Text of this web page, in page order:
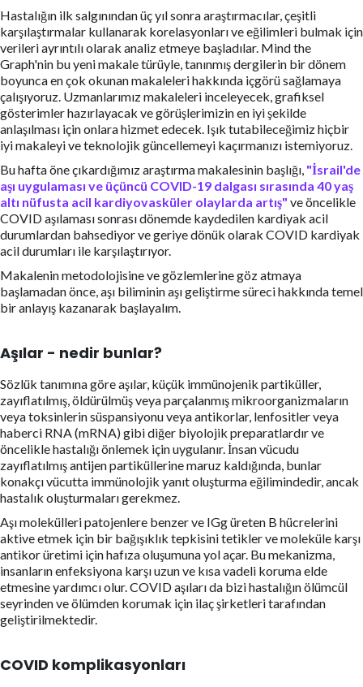
Hastalığın ilk salgınından üç yıl sonra araştırmacılar, çeşitli
karşılaştırmalar kullanarak korelasyonları ve eğilimleri bulmak için
verileri ayrıntılı olarak analiz etmeye başladılar. Mind the
Graph'nin bu yeni makale türüyle, tanınmış dergilerin bir dönem
boyunca en çok okunan makaleleri hakkında içgörü sağlamaya
çalışıyoruz. Uzmanlarımız makaleleri inceleyecek, grafiksel
gösterimler hazırlayacak ve görüşlerimizin en iyi şekilde
anlaşılması için onlara hizmet edecek. Işık tutabileceğimiz hiçbir
iyi makaleyi ve teknolojik güncellemeyi kaçırmanızı istemiyoruz.
Bu hafta öne çıkardığımız araştırma makalesinin başlığı, "İsrail'de
aşı uygulaması ve üçüncü COVID-19 dalgası sırasında 40 yaş
altı nüfusta acil kardiyovasküler olaylarda artış" ve öncelikle
COVID aşılaması sonrası dönemde kaydedilen kardiyak acil
durumlardan bahsediyor ve geriye dönük olarak COVID kardiyak
acil durumları ile karşılaştırıyor.
Makalenin metodolojisine ve gözlemlerine göz atmaya
başlamadan önce, aşı biliminin aşı geliştirme süreci hakkında temel
bir anlayış kazanarak başlayalım.
Aşılar - nedir bunlar?
Sözlük tanımına göre aşılar, küçük immünojenik partiküller,
zayıflatılmış, öldürülmüş veya parçalanmış mikroorganizmaların
veya toksinlerin süspansiyonu veya antikorlar, lenfositler veya
haberci RNA (mRNA) gibi diğer biyolojik preparatlardır ve
öncelikle hastalığı önlemek için uygulanır. İnsan vücudu
zayıflatılmış antijen partiküllerine maruz kaldığında, bunlar
konakçı vücutta immünolojik yanıt oluşturma eğilimindedir, ancak
hastalık oluşturmaları gerekmez.
Aşı molekülleri patojenlere benzer ve IGg üreten B hücrelerini
aktive etmek için bir bağışıklık tepkisini tetikler ve moleküle karşı
antikor üretimi için hafıza oluşumuna yol açar. Bu mekanizma,
insanların enfeksiyona karşı uzun ve kısa vadeli koruma elde
etmesine yardımcı olur. COVID aşıları da bizi hastalığın ölümcül
seyrinden ve ölümden korumak için ilaç şirketleri tarafından
geliştirilmektedir.
COVID komplikasyonları